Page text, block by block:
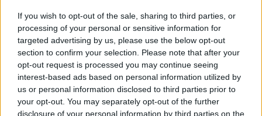
If you wish to opt-out of the sale, sharing to third parties, or
processing of your personal or sensitive information for
targeted advertising by us, please use the below opt-out
section to confirm your selection. Please note that after your
opt-out request is processed you may continue seeing
interest-based ads based on personal information utilized by
us or personal information disclosed to third parties prior to
your opt-out. You may separately opt-out of the further
disclosure of your personal information by third parties on the
Middellandse Zee, maar ook heerlijk is als je over de
uitgestrekte velden van Gunzendorf of de havenwijk van
Hamburg ziet er uit.
Wij houden van de Birra Moretti Limone Radler bij lichte
voorgerechten, vers fruit of Italiaanse delicatessen zoals
focaccia, pizza of pasta. Het is de ideale metgezel op
warme zomerdagen en ziet er ook geweldig uit in
combinatie met gegrild voedsel.